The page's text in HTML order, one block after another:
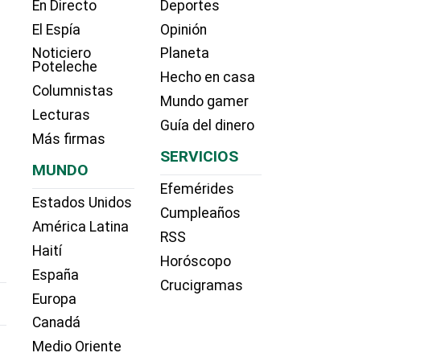
En Directo
El Espía
Noticiero
Poteleche
Columnistas
Lecturas
Más firmas
MUNDO
Estados Unidos
América Latina
Haití
España
Europa
Canadá
Medio Oriente
Deportes
Opinión
Planeta
Hecho en casa
Mundo gamer
Guía del dinero
SERVICIOS
Efemérides
Cumpleaños
RSS
Horóscopo
Crucigramas